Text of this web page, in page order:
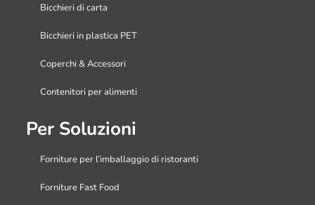
Bicchieri di carta
Bicchieri in plastica PET
Coperchi & Accessori
Contenitori per alimenti
Per Soluzioni
Forniture per l’imballaggio di ristoranti
Forniture Fast Food